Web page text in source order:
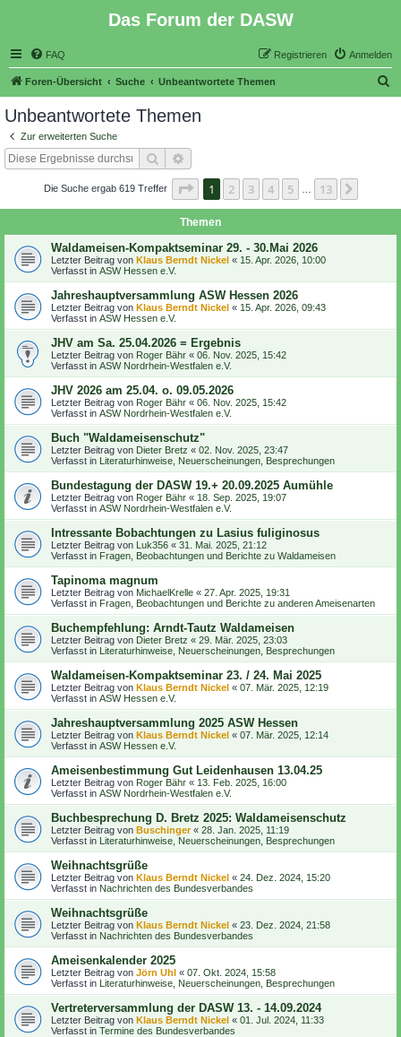
Das Forum der DASW
FAQ Anmelden
Registrieren
Foren-Übersicht Suche Unbeantwortete Themen
Unbeantwortete Themen
Zur erweiterten Suche
Suche
Die Suche ergab 619 Treffer Seite 1von 13
1 2 3 4 5 13
Themen
Waldameisen-Kompaktseminar 29. - 30.Mai 2026
Letzter Beitrag von Klaus Berndt Nickel « 15. Apr. 2026, 10:00
Verfasst in ASW Hessen e.V.
Jahreshauptversammlung ASW Hessen 2026
Letzter Beitrag von Klaus Berndt Nickel « 15. Apr. 2026, 09:43
Verfasst in ASW Hessen e.V.
JHV am Sa. 25.04.2026 = Ergebnis
Letzter Beitrag von Roger Bähr « 06. Nov. 2025, 15:42
Verfasst in ASW Nordrhein-Westfalen e.V.
JHV 2026 am 25.04. o. 09.05.2026
Letzter Beitrag von Roger Bähr « 06. Nov. 2025, 15:42
Verfasst in ASW Nordrhein-Westfalen e.V.
Buch "Waldameisenschutz"
Letzter Beitrag von Dieter Bretz « 02. Nov. 2025, 23:47
Verfasst in Literaturhinweise, Neuerscheinungen, Besprechungen
Bundestagung der DASW 19.+ 20.09.2025 Aumühle
Letzter Beitrag von Roger Bähr « 18. Sep. 2025, 19:07
Verfasst in ASW Nordrhein-Westfalen e.V.
Intressante Bobachtungen zu Lasius fuliginosus
Letzter Beitrag von Luk356 « 31. Mai. 2025, 21:12
Verfasst in Fragen, Beobachtungen und Berichte zu Waldameisen
Tapinoma magnum
Letzter Beitrag von MichaelKrelle « 27. Apr. 2025, 19:31
Verfasst in Fragen, Beobachtungen und Berichte zu anderen Ameisenarten
Buchempfehlung: Arndt-Tautz Waldameisen
Letzter Beitrag von Dieter Bretz « 29. Mär. 2025, 23:03
Verfasst in Literaturhinweise, Neuerscheinungen, Besprechungen
Waldameisen-Kompaktseminar 23. / 24. Mai 2025
Letzter Beitrag von Klaus Berndt Nickel « 07. Mär. 2025, 12:19
Verfasst in ASW Hessen e.V.
Jahreshauptversammlung 2025 ASW Hessen
Letzter Beitrag von Klaus Berndt Nickel « 07. Mär. 2025, 12:14
Verfasst in ASW Hessen e.V.
Ameisenbestimmung Gut Leidenhausen 13.04.25
Letzter Beitrag von Roger Bähr « 13. Feb. 2025, 16:00
Verfasst in ASW Nordrhein-Westfalen e.V.
Buchbesprechung D. Bretz 2025: Waldameisenschutz
Letzter Beitrag von Buschinger« 28. Jan. 2025, 11:19
Verfasst in Literaturhinweise, Neuerscheinungen, Besprechungen
Weihnachtsgrüße
Letzter Beitrag von Klaus Berndt Nickel « 24. Dez. 2024, 15:20
Verfasst in Nachrichten des Bundesverbandes
Weihnachtsgrüße
Letzter Beitrag von Klaus Berndt Nickel « 23. Dez. 2024, 21:58
Verfasst in Nachrichten des Bundesverbandes
Ameisenkalender 2025
Letzter Beitrag von Jörn Uhl « 07. Okt. 2024, 15:58
Verfasst in Literaturhinweise, Neuerscheinungen, Besprechungen
Vertreterversammlung der DASW 13. - 14.09.2024
Letzter Beitrag von Klaus Berndt Nickel « 01. Jul. 2024, 11:33
Verfasst in Termine des Bundesverbandes